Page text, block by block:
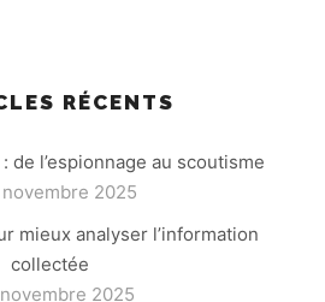
RÉCENTS
de l’espionnage au scoutisme
2025
mieux analyser l’information
collectée
2025